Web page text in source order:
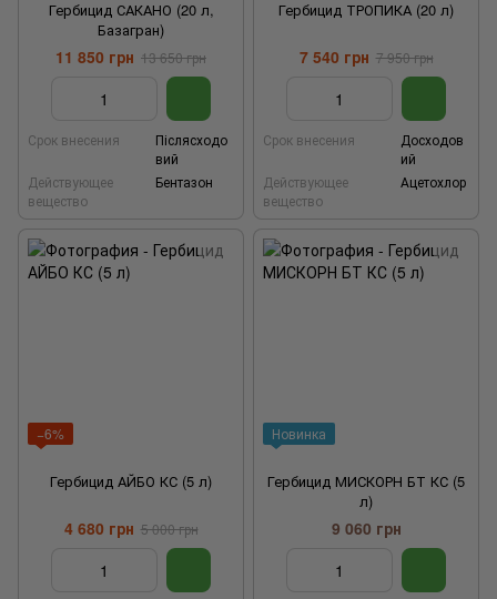
Гербицид САКАНО (20 л,
Базагран)
11 850 грн 13 650 грн
Срок внесения
Післясходо
вий
Действующее
вещество
Бентазон
Гербицид ТРОПИКА (20 л)
7 540 грн 7 950 грн
Срок внесения
Досходов
ий
Действующее
вещество
Ацетохлор
−6%
Гербицид АЙБО КС (5 л)
4 680 грн 5 000 грн
Новинка
Гербицид МИСКОРН БТ КС (5
л)
9 060 грн